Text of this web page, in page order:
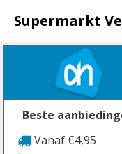
naar
inhoud
Supermarkt
Beste
Vanaf €4,95